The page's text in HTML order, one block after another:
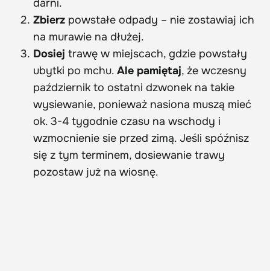
darni.
Zbierz powstałe odpady – nie zostawiaj ich
na murawie na dłużej.
Dosiej trawę w miejscach, gdzie powstały
ubytki po mchu. Ale pamiętaj, że wczesny
październik to ostatni dzwonek na takie
wysiewanie, ponieważ nasiona muszą mieć
ok. 3-4 tygodnie czasu na wschody i
wzmocnienie sie przed zimą. Jeśli spóźnisz
się z tym terminem, dosiewanie trawy
pozostaw już na wiosnę.